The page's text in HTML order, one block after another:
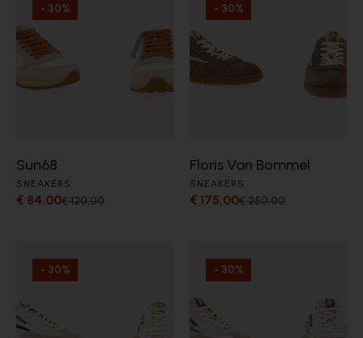
- 30%
Sun68
SNEAKERS
€ 84,00€ 120,00
- 30%
Floris Van Bommel
SNEAKERS
€ 175,00€ 250,00
- 30% - 30%